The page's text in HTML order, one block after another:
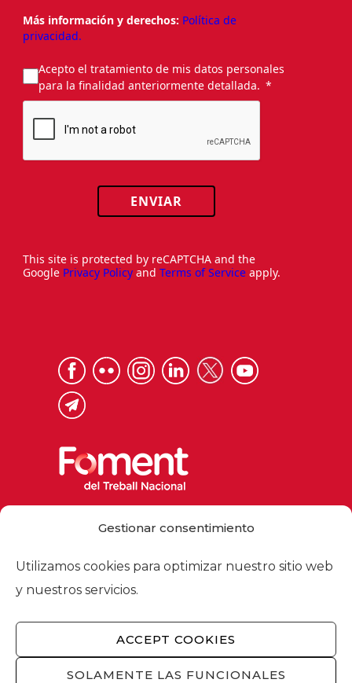
Gestionar consentimiento
Utilizamos cookies para optimizar nuestro sitio web
y nuestros servicios.
ACCEPT COOKIES
SOLAMENTE LAS FUNCIONALES
Más información y derechos: Política de
privacidad.
Acepto el tratamiento de mis datos personales
para la finalidad anteriormente detallada.
ENVIAR
This site is protected by reCAPTCHA and the
Google Privacy Policy and Terms of Service apply.
foment@foment.com
© 2026 - Foment del Treball Nacional